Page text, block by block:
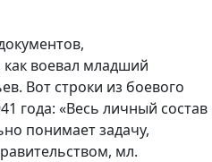
воевал младший
Вот строки из боевого
года: «Весь личный состав
понимает задачу,
мл.